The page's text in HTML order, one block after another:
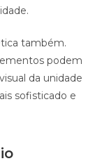
também.
podem
da unidade
sofisticado e